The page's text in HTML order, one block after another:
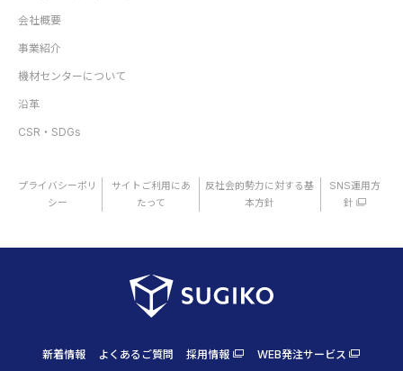
会社概要
事業紹介
機材センターについて
沿革
CSR・SDGs
プライバシーポリ
シー
サイトご利用にあ
たって
反社会的勢力に対する基
本方針
SNS運用方
針
新着情報 よくあるご質問 採用情報 WEB発注サービス